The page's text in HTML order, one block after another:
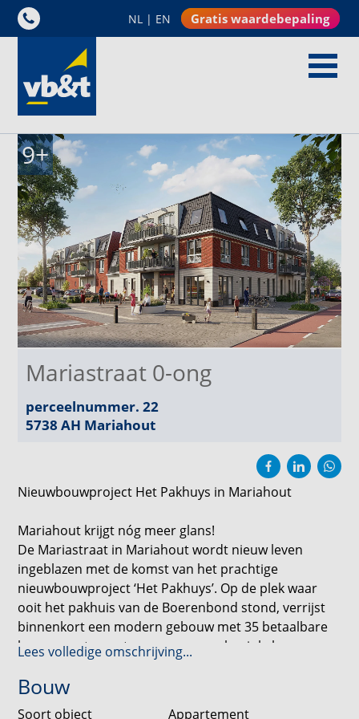
NL | EN Gratis waardebepaling
9+
Mariastraat 0-ong
perceelnummer. 22
5738 AH Mariahout
Nieuwbouwproject Het Pakhuys in Mariahout
Mariahout krijgt nóg meer glans!
De Mariastraat in Mariahout wordt nieuw leven
ingeblazen met de komst van het prachtige
nieuwbouwproject ‘Het Pakhuys’. Op de plek waar
ooit het pakhuis van de Boerenbond stond, verrijst
binnenkort een modern gebouw met 35 betaalbare
koopappartementen en een gemakswinkel.
De appartementen bieden volop comfort: een eigen
Lees volledige omschrijving...
Bouw
Soort object
Appartement